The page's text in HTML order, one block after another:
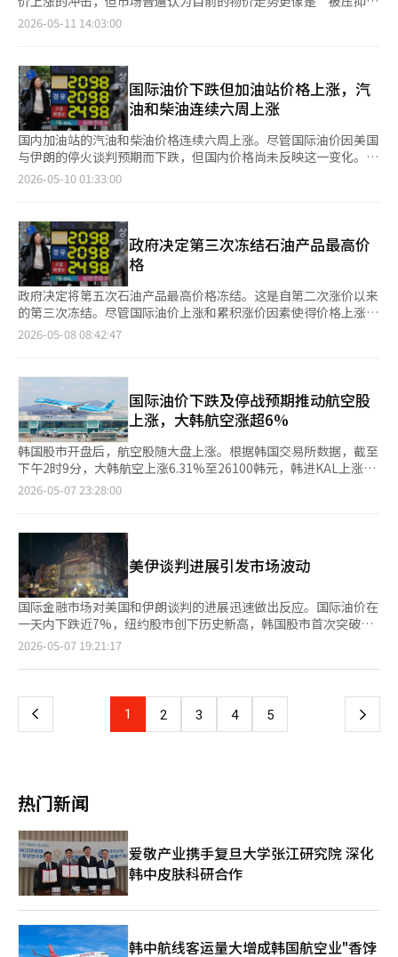
先，短期内可能会达成关于克制军事冲突和保障海峡通行安全的非
很多。以色列内部的强硬派与伊朗革命卫队的立场差异、美国的选
举局势、中东的代理战争问题都可能随时影响谈判。尤其是如果发
生小规模军事冲突，国际油价可能会迅速上涨。尽管如此，世界现
在选择的仍然是“风险管理”而非“完全胜利”。 这是一种冷酷
的现实主义。美国、中国、伊朗，甚至以色列都非常清楚全面战争
的代价。一旦中东发生大规模冲突，全球经济将再次陷入通货膨胀
和供应链冲击之中。 对韩国而言，这一问题更加迫切。韩国是一
个对能源进口依赖度极高的国家。如果中东的原油和液化天然气供
尔木兹海峡不安时，韩国经济将难以避免重创。 反之，如果海峡
稳定和中东紧张局势缓解，韩国经济也将迎来喘息的机会。国际油
价的稳定将有助于物价、汇率和贸易平衡的稳定。因此，此次北京
美中峰会不仅仅是两国的外交事件。 它更是对在人工智能和半导
体霸权竞争中，绝不能破坏全球经济最后安全阀——能源秩序的共
识的体现。穿越中东沙漠的原油运输船与北京峰会的外交声明表面
上看似截然不同的世界，实际上却是紧密相连的。 在全球霸权时
代，推动文明发展的依然是能源，而这种能源的命脉仍然经过霍尔
全可能的。” 研究院认为，在中东战争发展形势不确定的情况
下，未来消费者物价的走势也存在较大不确定性。应考虑到国际油
马研究员强调：“国际油价的上涨对某些商品价格会产生短期影
响，但根据核心因素，物价上涨的程度和传播范围可能会有所不
同。为了保持物价稳定的政策，也应对国际油价长期上涨可能导致
的预期通胀不稳定做好准备。”※ 本报道经人工智能（AI）系统翻
译与编辑。
景黯淡。尤其是在2月底战争爆发后，霍尔木兹海峡的航行受到严
重限制，谈判的延误可能会进一步加剧能源供应的紧张。 华尔街
的调查显示，超过一半的受访者预计，霍尔木兹海峡的物流流动将
在6月底之前仍将受到影响。 油价的上涨对股市也造成了压力。根
据雅虎财经，目前道琼斯工业平均指数期货下跌156点，跌幅为
0.3%。标准普尔500指数期货和纳斯达克100指数期货也分别下跌
约0.2%。 此次调整是在上周五美国股市主要指数强劲反弹后出现
的。上周五，美国股市在4月份就业报告超出市场预期后收涨。彭
博社的统计显示，4月份非农就业人数增加了11.5万人，远超经济
学家预期的5.5万人。因此，美国股市大幅上涨，标准普尔500指数
者正在关注本周即将发布的4月份消费者物价指数（CPI）和生产者
物价指数（PPI）。油价的上涨是否会导致广泛的物价压力，将成
为未来利率预期和股市走势的主要变量。※ 本报道经人工智能
（AI）系统翻译与编辑。
状态”，而非“稳定”。虽然当前消费者物价的上涨幅度有限，但
桶112.2美元，比去年同期的平均价格（75.08美元）上涨了约
49.4%。本月以来价格在103美元左右波动，但仍高于战争前的水
平。由于中东战争的持续，国际油价和韩元兑美元汇率双双上涨，
进口物价的压力迅速加大。国内工业界对原油和原材料的依赖程度
较高，面临的负担也在加重。然而，这种成本压力尚未在消费者物
价中得到充分反映。上个月消费者物价上涨率为2.6%，创下2024
年7月以来的最高水平，但如果不考虑同比暴涨22%的石油类商
品，实际涨幅仅为1.8%。这被分析为政府强有力的“价格防护
可能会达到3.8%。最高价格制大约降低了1.2个百分点的物价上涨
率。预计汽油和柴油的价格分别可能飙升至每升2200韩元和2500
韩元。政府自3月以来实施石油最高价格制，目前已进行了五次价
格调整或冻结。与经济合作与发展组织（OECD）成员国相比，韩
国3月的能源物价上涨率（5.2%）低于美国（12.5%）、德国
（7.6%）和法国（7.1%）等主要国家。然而，市场对此的评价
是“冲击并没有消失，而是被推迟”。由于高油价和高汇率的长期
化，炼油公司和制造商在承受盈利能力下降的情况下抑制了价格上
油公司损失，甚至编制了追加预算，但如果国际油价持续强势，财
政负担的扩大是不可避免的。自年初以来累积的高汇率和高油价压
力在物价中反映的时点，如果政策效果减弱，压抑的价格上涨压力
可能会集中爆发。市场将政策结束的时点视为最大变数。实际上，
如果燃油税减免幅度缩小或最高价格制结束，被压抑的石油类价格
可能会在短期内急剧上涨。早在2021年实施最高价格制的匈牙
利，在制度结束后燃料销量增加了50%；而巴基斯坦在2022年2月
至5月期间冻结石油价格，解冻后汽油价格暴涨66%。因此，有人
内有抑制价格急剧上涨和减轻消费者负担的效果，但如果长期化，
可能会出现短缺或供应扭曲，制度结束后价格反弹幅度扩大等副作
用。因此，需要针对燃料费用占比高的行业进行有针对性的支持，
并考虑供应稳定性的差异化政策设计。”※ 本报道经人工智能
（AI）系统翻译与编辑。
2026-05-11 14:03:00
国际油价下跌但加油站价格上涨，汽
油和柴油连续六周上涨
国内加油站的汽油和柴油价格连续六周上涨。尽管国际油价因美国
与伊朗的停火谈判预期而下跌，但国内价格尚未反映这一变化。
根据9日联合新闻社和韩国石油公社油价信息系统Opinet的数据，
2005.4韩元。 地区汽油价格方面，首尔为每升2051韩元，最高；
大邱为1995.8韩元，最低。品牌方面，SK能源的价格为每升
2016.8韩元，最贵；而廉价加油站的价格为每升1993.6韩元，最便
宜。 国际油价出现下跌。作为进口原油价格基准的迪拜原油每桶
价格为102.7美元，比上周下降4.8美元。国际汽车用柴油价格也下
降15.4美元，降至157美元。然而，国际汽油价格上涨2.1美元，达
到131.8美元。 本周国际油价因美国与伊朗停火协议进展的预期受
到下行压力，但由于两国间的武力冲突报道，跌幅受到限制。国际
此外，政府自8日起实施的第五次石油最高价格已被冻结。因此，
最高价格维持在汽油每升1934韩元，柴油1923韩元，灯油1530韩
元。 ※ 本报道经人工智能（AI）系统翻译与编辑。
2026-05-10 01:33:00
政府决定第三次冻结石油产品最高价
格
政府决定将第五次石油产品最高价格冻结。这是自第二次涨价以来
的第三次冻结。尽管国际油价上涨和累积涨价因素使得价格上涨的
空间很大，但考虑到物价负担，政府选择了冻结。 然而，在价格
部于7日宣布，从8日零时起，维持第五次石油产品最高价格：普通
汽油1934韩元，柴油1923韩元，灯油1530韩元。 自3月13日零时
起，政府实施石油最高价格制。由于国际油价超过每桶100美元，
物价负担加重。适用对象为炼油公司的加油站，首次最高价格设定
为普通汽油1724韩元，柴油1713韩元，灯油1320韩元。 随后，3
月27日零时实施的第二次最高价格设定为普通汽油1934韩元，柴
油1923韩元，灯油1530韩元。之后，第三和第四次石油产品最高
价格在两周间隔内冻结，今天也维持这一政策。 文信学工业部副
的和平可能性上升，导致油价下跌。但不确定性依然存在，国际油
价的上涨未能完全反映，累积涨价因素仍然存在。” 他还指
出：“今年初稳定的消费者物价上涨率在中东战争后上升，石油产
品价格同比上涨22%，主导了物价上涨。在经济困难的情况下，考
虑到最高价格制的初衷，决定优先考虑民生稳定，冻结最高价
格。” 政府预计，如果不实施石油产品最高价格制，汽油价格将
达到2200韩元，柴油价格将达到2500韩元。工业部产业资源安全
室的杨基旭表示：“与4月相比，汽油价格保持在相似水平，累积
涨价因素约为汽油200韩元，柴油400韩元。” 不过，由于柴油的
副部长表示：“柴油与民生稳定相关，汽油则与物价相关。虽然在
决定第五次最高价格时有调节累积涨价因素的意见，但经过激烈讨
论后决定冻结。” 政府虽然面临财政负担，但结束最高价格制的
出：“霍尔木兹海峡的通航是否自由以及价格波动是否稳定都需关
月将供应超过2亿1000万桶原油，其中5月7500万桶以上，6月
6000万桶以上，7月7000万桶以上，超过正常原油进口量的
80%。5月获得的石脑油预计为正常水平的90%，6月后也将保持
稳定。文副部长表示：“5月的原油数量大部分已确定，6至7月的
辑。
2026-05-08 08:42:47
国际油价下跌及停战预期推动航空股
上涨，大韩航空涨超6%
韩国股市开盘后，航空股随大盘上涨。根据韩国交易所数据，截至
下午2时9分，大韩航空上涨6.31%至26100韩元，韩进KAL上涨
3.01%至113000韩元。此外，济州航空上涨5.21%，Trinity航空
括开放霍尔木兹海峡、限制伊朗核计划及解除对伊朗的制裁。双方
计划在签署后30天内进行详细谈判。美国总统特朗普在接受PBS采
访时表示，可能在14至15日访华前达成协议。伊朗正在审议美国
提议，并将通过调解国巴基斯坦传达立场。由于美伊接近达成协议
的预期，国际油价大幅下跌，为上月中旬以来最大跌幅。ICE期货
交易所7月交割的布伦特原油期货价格下跌7.83%，至每桶101.27
美元。纽约商品交易所6月交割的WTI原油期货价格下跌7.03%，
至每桶95.08美元。布伦特原油和WTI分别创下4月21日和24日以
来的最低水平，跌幅为4月17日以来最大。※ 本报道经人工智能
2026-05-07 23:28:00
美伊谈判进展引发市场波动
国际金融市场对美国和伊朗谈判的进展迅速做出反应。国际油价在
一天内下跌近7%，纽约股市创下历史新高，韩国股市首次突破
7500点，韩元兑美元汇率回到战前水平。市场押注中东风险可能
(MOU)，包括限制伊朗铀浓缩、停止核设施运作、美国逐步解除制
示，“达成协议的可能性非常大”，这降低了油价飙升和全球供应
链冲击的最坏情景。然而，市场的乐观情绪中也反映出一些不平
伊朗则要求保障政权安全和解除制裁，尤其是霍尔木兹海峡问题涉
及主权和经济压力，谈判难度较高。因此，市场的反应更接近于
对“扩大战争可能性降低”的安慰。美国在维持军事压力和海上封
锁的同时进行谈判，伊朗也未放弃对通航控制权的主张。军事紧张
局势并未消失，只是暂时降至可控水平。此次事件在国际秩序方面
也留下了重要启示。霍尔木兹海峡作为全球石油运输的关键通道，
成为地缘政治谈判的筹码，暴露了能源安全和海上自由航行体系的
脆弱性。这不仅是中东地区的问题，也是全球物流和金融系统波动
的因素。韩国经济对此次事件的敏感反应源于其对原油进口和海上
运输的高度依赖。油价和汇率的稳定是积极的，但当前局势尚有许
2026-05-07 19:21:17
上
页
1 2 3 4 5 下
热门新闻
爱敬产业携手复旦大学张江研究院 深化
韩中皮肤科研合作
韩中航线客运量大增成韩国航空业"香饽